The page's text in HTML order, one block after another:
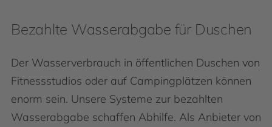
Bezahlte Wasserabgabe für Duschen
Der Wasserverbrauch in öffentlichen Duschen von
Fitnessstudios oder auf Campingplätzen können
enorm sein. Unsere Systeme zur bezahlten
Wasserabgabe schaffen Abhilfe. Als Anbieter von